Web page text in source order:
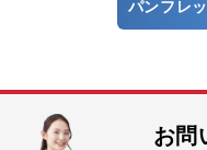
パンフレ
お問